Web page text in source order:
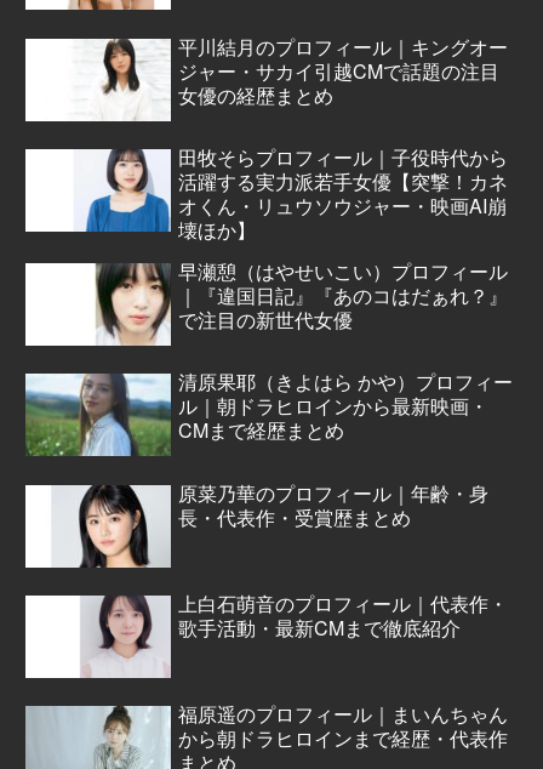
平川結月のプロフィール｜キングオー
ジャー・サカイ引越CMで話題の注目
女優の経歴まとめ
田牧そらプロフィール｜子役時代から
活躍する実力派若手女優【突撃！カネ
オくん・リュウソウジャー・映画AI崩
壊ほか】
早瀬憩（はやせいこい）プロフィール
｜『違国日記』『あのコはだぁれ？』
で注目の新世代女優
清原果耶（きよはら かや）プロフィー
ル｜朝ドラヒロインから最新映画・
CMまで経歴まとめ
原菜乃華のプロフィール｜年齢・身
長・代表作・受賞歴まとめ
上白石萌音のプロフィール｜代表作・
歌手活動・最新CMまで徹底紹介
福原遥のプロフィール｜まいんちゃん
から朝ドラヒロインまで経歴・代表作
まとめ